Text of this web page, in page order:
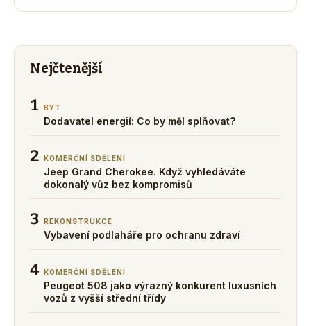
Nejčtenější
1 BYT
Dodavatel energií: Co by měl splňovat?
2 KOMERČNÍ SDĚLENÍ
Jeep Grand Cherokee. Když vyhledáváte
dokonalý vůz bez kompromisů
3 REKONSTRUKCE
Vybavení podlaháře pro ochranu zdraví
4 KOMERČNÍ SDĚLENÍ
Peugeot 508 jako výrazný konkurent luxusních
vozů z vyšší střední třídy